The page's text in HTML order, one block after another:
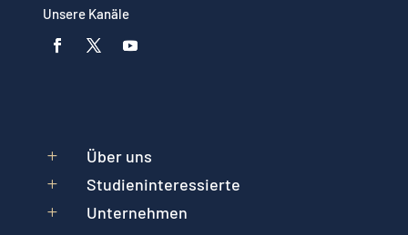
Unsere Kanäle
L Über uns
L Studieninteressierte
L Unternehmen